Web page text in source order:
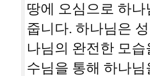
땅에 오심으로 하
줍니다. 하나님은
나님의 완전한 모
수님을 통해 하나